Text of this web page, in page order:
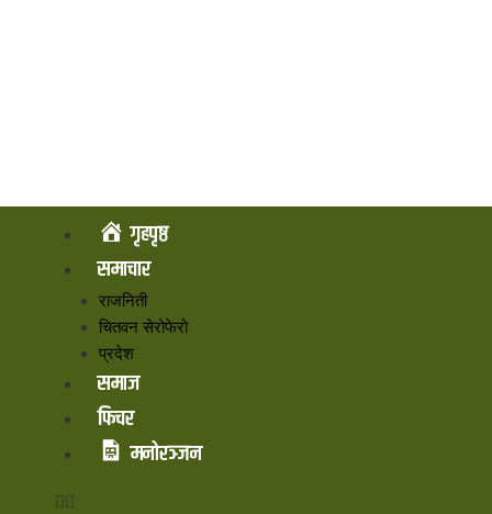
गृहपृष्ठ
समाचार
राजनिती
चितवन सेरोफेरो
प्रदेश
समाज
फिचर
मनोरञ्जन